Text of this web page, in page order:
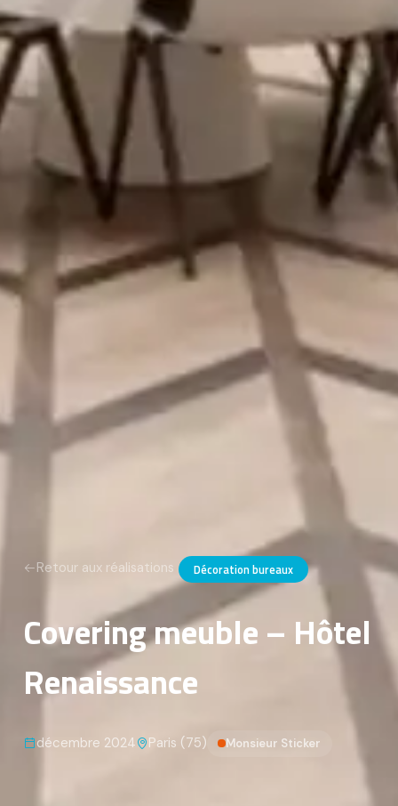
Retour aux réalisations Décoration bureaux
Covering meuble – Hôtel
Renaissance
décembre 2024 Paris (75) Monsieur Sticker